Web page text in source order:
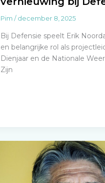
Pim /december 8, 2025
Bij Defensie speelt Erik
en belangrijke rol als
Dienjaar en de Nationale
Zijn